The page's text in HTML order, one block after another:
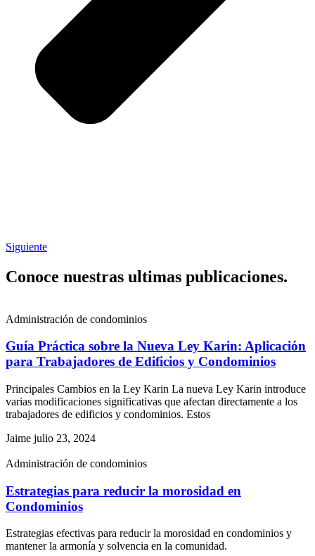
Siguiente
Conoce nuestras ultimas publicaciones.
Administración de condominios
Guía Práctica sobre la Nueva Ley Karin: Aplicación
para Trabajadores de Edificios y Condominios
Principales Cambios en la Ley Karin La nueva Ley Karin introduce
varias modificaciones significativas que afectan directamente a los
trabajadores de edificios y condominios. Estos
Jaime julio 23, 2024
Administración de condominios
Estrategias para reducir la morosidad en
Condominios
Estrategias efectivas para reducir la morosidad en condominios y
mantener la armonía y solvencia en la comunidad.